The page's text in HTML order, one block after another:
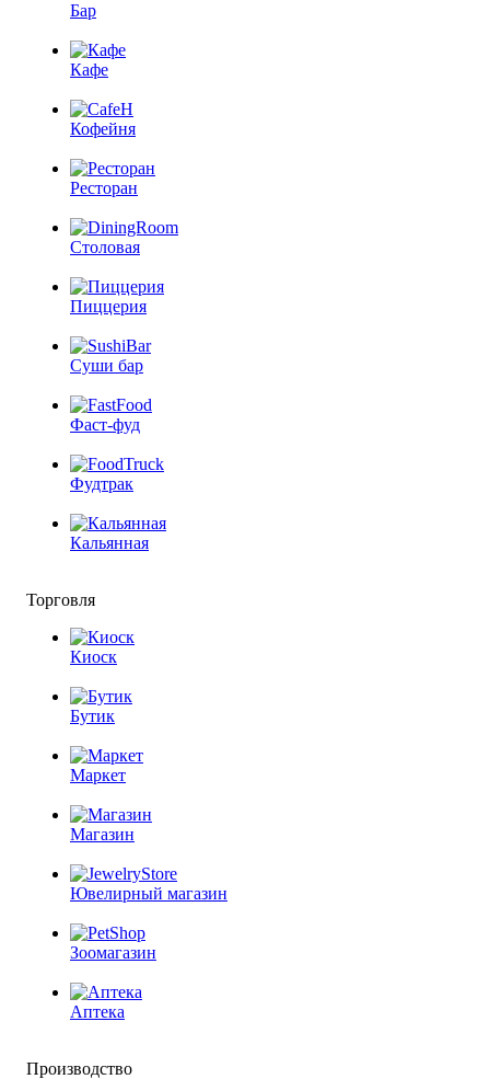
Бар
Кафе
Кофейня
Ресторан
Столовая
Пиццерия
Суши бар
Фаст-фуд
Фудтрак
Кальянная
Торговля
Киоск
Бутик
Маркет
Магазин
Ювелирный магазин
Зоомагазин
Аптека
Производство